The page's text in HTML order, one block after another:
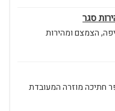
סגר
הצמצם ומהירות
חתיכה מוזרה המעובדת